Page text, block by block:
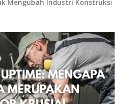
Mengubah Industri Konstruksi